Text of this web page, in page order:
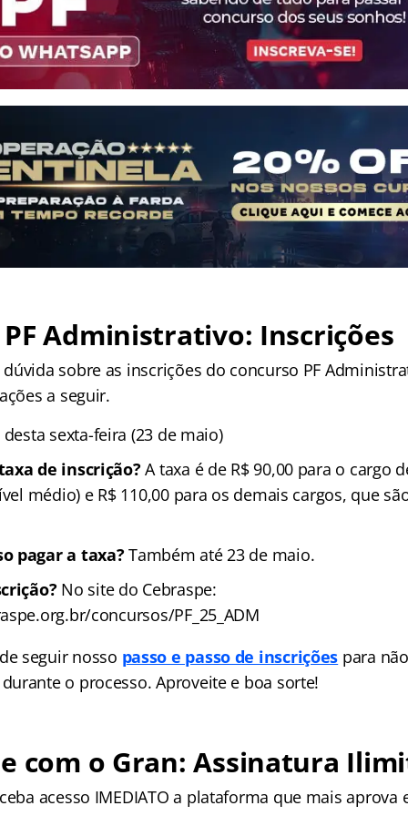
Administrativo: Inscrições
sobre as inscrições do concurso PF
a seguir.
sexta-feira (23 de maio)
de inscrição?A taxa é de R$ 90,00 para o cargo
médio) e R$ 110,00 para os demais cargos, que
pagar a taxa?Também até 23 de maio.
No site do Cebraspe:
concursos/PF_25_ADM
seguir nosso passo e passo de inscrições para
o processo. Aproveite e boa sorte!
com o Gran: Assinatura
acesso IMEDIATO a plataforma que mais aprova